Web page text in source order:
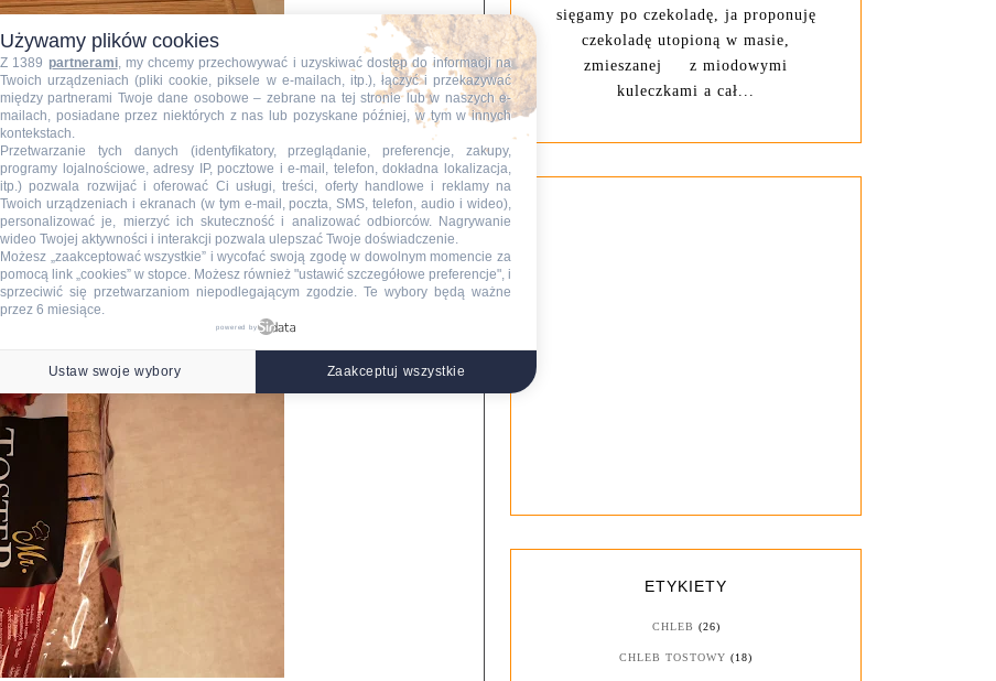
sięgamy po czekoladę, ja proponuję
czekoladę utopioną w masie,
zmieszanej z miodowymi
kuleczkami a cał...
ETYKIETY
CHLEB (26)
CHLEB TOSTOWY (18)
Używamy plików cookies
Z 1389 partnerami, my chcemy przechowywać i uzyskiwać dostęp do informacji na
Twoich urządzeniach (pliki cookie, piksele w e-mailach, itp.), łączyć i przekazywać
między partnerami Twoje dane osobowe – zebrane na tej stronie lub w naszych e-
mailach, posiadane przez niektórych z nas lub pozyskane później, w tym w innych
kontekstach.
Przetwarzanie tych danych (identyfikatory, przeglądanie, preferencje, zakupy,
programy lojalnościowe, adresy IP, pocztowe i e-mail, telefon, dokładna lokalizacja,
itp.) pozwala rozwijać i oferować Ci usługi, treści, oferty handlowe i reklamy na
Twoich urządzeniach i ekranach (w tym e-mail, poczta, SMS, telefon, audio i wideo),
personalizować je, mierzyć ich skuteczność i analizować odbiorców. Nagrywanie
wideo Twojej aktywności i interakcji pozwala ulepszać Twoje doświadczenie.
Możesz „zaakceptować wszystkie” i wycofać swoją zgodę w dowolnym momencie za
pomocą link „cookies” w stopce. Możesz również "ustawić szczegółowe preferencje", i
sprzeciwić się przetwarzaniom niepodlegającym zgodzie. Te wybory będą ważne
przez 6 miesiące.
powered by
Ustaw swoje wybory Zaakceptuj wszystkie